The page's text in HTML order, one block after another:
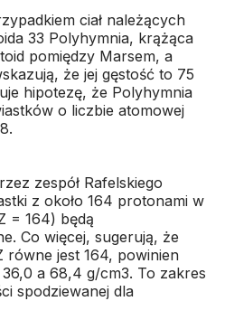
ciał należących
33 Polyhymnia, krążąca
pomiędzy Marsem, a
że jej gęstość to 75
hipotezę, że Polyhymnia
o liczbie atomowej
zespół Rafelskiego
z około 164 protonami w
= 164) będą
Co więcej, sugerują, że
równe jest 164, powinien
a 68,4 g/cm3. To zakres
spodziewanej dla